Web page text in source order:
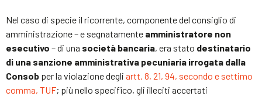
Nel caso di specie il ricorrente, componente del consiglio di
amministrazione – e segnatamente amministratore non
esecutivo – di una società bancaria, era stato destinatario
di una sanzione amministrativa pecuniaria irrogata dalla
Consob per la violazione degli artt. 8, 21, 94, secondo e settimo
comma, TUF; più nello specifico, gli illeciti accertati